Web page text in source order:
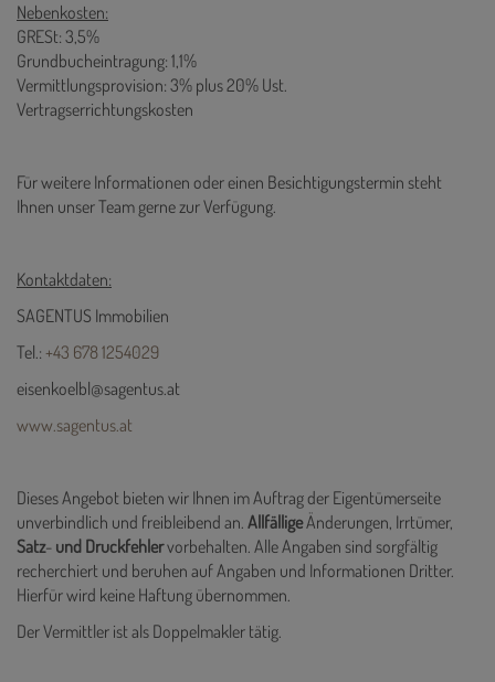
Nebenkosten:
GRESt: 3,5%
Grundbucheintragung: 1,1%
Vermittlungsprovision: 3% plus 20% Ust.
Vertragserrichtungskosten
Für weitere Informationen oder einen Besichtigungstermin steht
Ihnen unser Team gerne zur Verfügung.
Kontaktdaten:
SAGENTUS Immobilien
Tel.: +43 678 1254029
eisenkoelbl@sagentus.at
www.sagentus.at
Dieses Angebot bieten wir Ihnen im Auftrag der Eigentümerseite
unverbindlich und freibleibend an. AllfälligeÄnderungen, Irrtümer,
Satz- und Druckfehlervorbehalten. Alle Angaben sind sorgfältig
recherchiert und beruhen auf Angaben und Informationen Dritter.
Hierfür wird keine Haftung übernommen.
Der Vermittler ist als Doppelmakler tätig.